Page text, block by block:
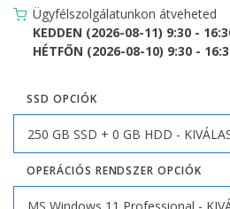
Ügyfélszolgálatunkon átveheted
KEDDEN (2026-08-11) 9:30 -
HÉTFŐN (2026-08-10) 9:30 -
SSD OPCIÓK
OPERÁCIÓS RENDSZER OPCIÓK